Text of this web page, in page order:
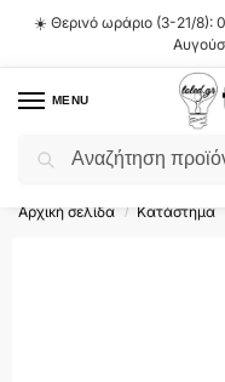
☀️ Θερινό ωράριο (3-21/8):
MENU
Flash Sale ⚡ 10%
Αρχική σελίδα / Κατάστημα